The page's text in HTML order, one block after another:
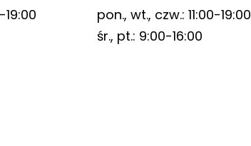
19:00
pon., wt., czw.: 11:00-19:00
śr., pt.: 9:00-16:00